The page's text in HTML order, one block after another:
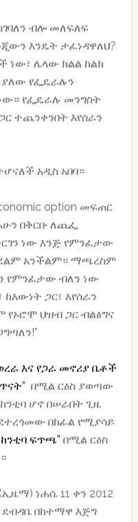
ብሎ መለፍለፍ
እንዴት ታፈነዳዋለህ?
ነው፣ ሌላው ክልል ከልክ
ያለው የፌዴራሉን
የፌዴራሉ መንግስት
ተጨንቀንበት እየሰራን
አዲስ አበባ።
option መፍጠር
በቅርቡ ለጨፌ
ነው እንጅ የምንፈታው
አንችልም። ማጫረስም
የምንፈታው ብለን ነው
ከእውነት ጋር፣ እየሰራን
የኦሮሞ ህዝብ ጋር ብልፅግና
እና የጋራ መኖሪያ ቤቶች
በሚል ርዕስ ያወጣው
ሆኖ በሠራበት ጊዜ
በከፊል የሚያሳይ
ፍጥጫ” በሚል ርዕስ
ነሐሴ 11 ቀን 2012
ደብዳቤ በከተማዋ እጅግ